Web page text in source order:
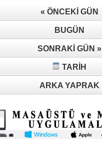
« ÖNCEKI GÜN
BUGÜN
SONRAKI GÜN »
TARIH
ARKA YAPRAK